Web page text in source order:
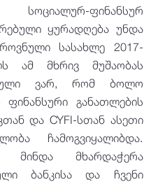
ფინანსურ
ყურადღება უნდა
სასახლე 2017-
ამ მხრივ მუშაობას
ვარ, რომ ბოლო
ფინანსური განათლების
და CYFI-სთან ასეთი
ჩამოგვიყალიბდა.
მინდა მხარდაჭერა
ბანკისა და ჩვენი